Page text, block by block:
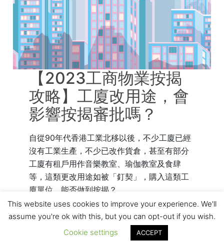
【2023工商物業按揭
攻略】工廈改用途，會
影響按揭審批嗎？
自從90年代香港工業北移以後，不少工廈已經
沒有工業生產，不少已改作貨倉，甚至有部分
工廈有租戶用作音樂教室、瑜伽教室及食肆
等，這類更改用途如被「釘契」，購入這類工
廈單位，能否做到按揭？
了解更多
This website uses cookies to improve your experience. We'll
assume you're ok with this, but you can opt-out if you wish.
Cookie settings
ACCEPT